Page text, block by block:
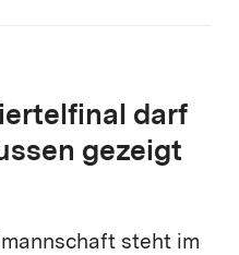
darf
gezeigt
steht im